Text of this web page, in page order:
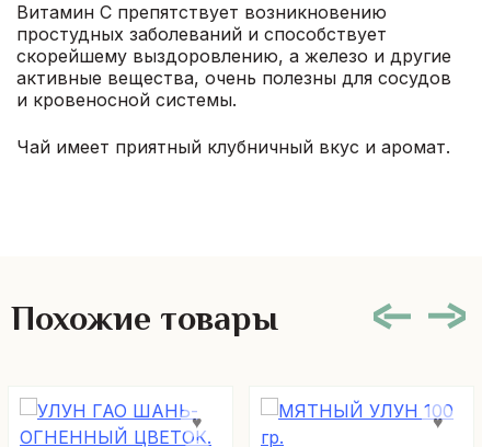
Витамин С препятствует возникновению
простудных заболеваний и способствует
скорейшему выздоровлению, а железо и другие
активные вещества, очень полезны для сосудов
и кровеносной системы.
Чай имеет приятный клубничный вкус и аромат.
Похожие товары